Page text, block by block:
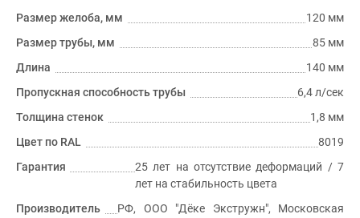
Размер желоба, мм
120 мм
Размер трубы, мм
85 мм
Длина
140 мм
Пропускная способность трубы
6,4 л/сек
Толщина стенок
1,8 мм
Цвет по RAL
8019
Гарантия
25 лет на отсутствие деформаций / 7
лет на стабильность цвета
Производитель
РФ, ООО "Дёке Экстружн", Московская